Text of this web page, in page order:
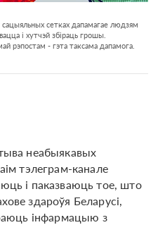
сацыяльных сетках дапамагае людзям
і хутчэй збіраць грошы.
рэпостам - гэта таксама дапамога.
неабыякавых
тэлеграм-канале
і паказваюць тое, што
здароўя Беларусі,
інфармацыю з